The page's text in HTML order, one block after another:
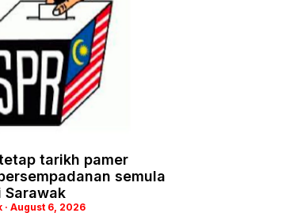
tarikh pamer
semula
Sarawak
August 6, 2026